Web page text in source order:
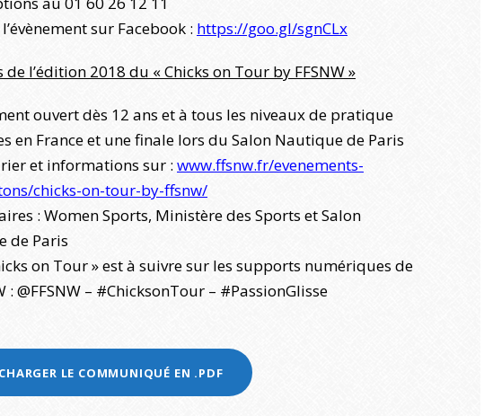
sur Facebook : https://goo.gl/sgnCLx
l’édition 2018 du « Chicks on Tour by FFSNW »
ouvert dès 12 ans et à tous les niveaux de pratique
en France et une finale lors du Salon Nautique de Paris
et informations sur : www.ffsnw.fr/evenements-
chicks-on-tour-by-ffsnw/
: Women Sports, Ministère des Sports et Salon
de Paris
on Tour » est à suivre sur les supports numériques de
: @FFSNW – #ChicksonTour – #PassionGlisse
LE COMMUNIQUÉ EN .PDF